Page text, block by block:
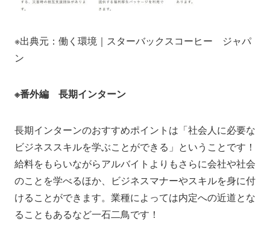
※出典元：働く環境｜スターバックスコーヒー ジャパ
ン
※番外編 長期インターン
長期インターンのおすすめポイントは「社会人に必要な
ビジネススキルを学ぶことができる」ということです！
給料をもらいながらアルバイトよりもさらに会社や社会
のことを学べるほか、ビジネスマナーやスキルを身に付
けることができます。業種によっては内定への近道とな
ることもあるなど一石二鳥です！